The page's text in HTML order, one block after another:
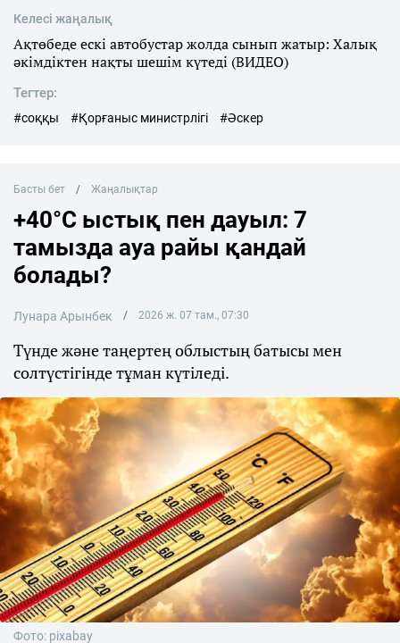
Келесі жаңалық
Ақтөбеде ескі автобустар жолда сынып жатыр: Халық
әкімдіктен нақты шешім күтеді (ВИДЕО)
Тегтер:
#соққы #Қорғаныс министрлігі #Әскер
Басты бет Жаңалықтар
+40°C ыстық пен дауыл: 7
тамызда ауа райы қандай
болады?
Лунара Арынбек 2026 ж. 07 там., 07:30
Түнде және таңертең облыстың батысы мен
солтүстігінде тұман күтіледі.
Фото: pixabay